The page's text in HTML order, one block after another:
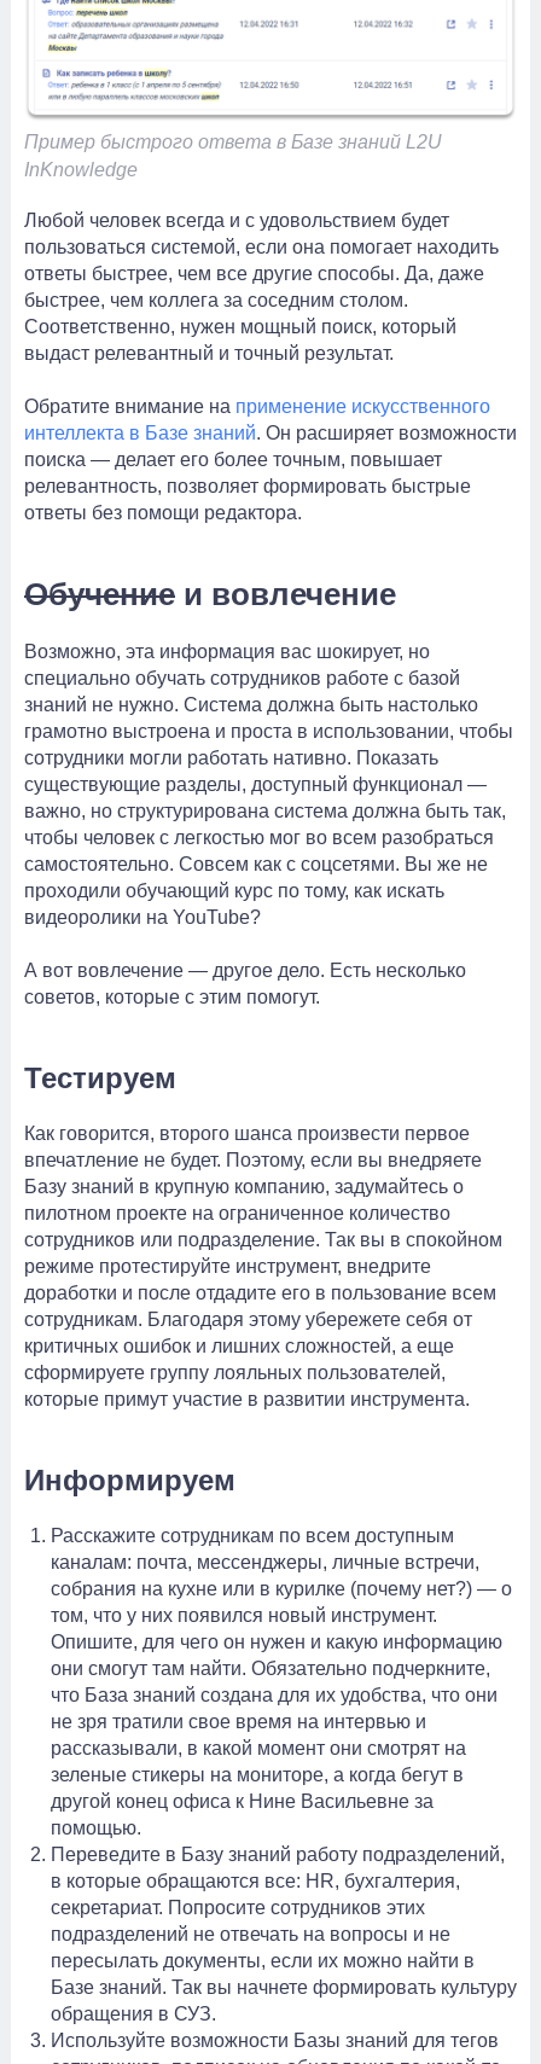
Пример быстрого ответа в Базе знаний L2U
InKnowledge
Любой человек всегда и с удовольствием будет
пользоваться системой, если она помогает находить
ответы быстрее, чем все другие способы. Да, даже
быстрее, чем коллега за соседним столом.
Соответственно, нужен мощный поиск, который
выдаст релевантный и точный результат.
Обратите внимание на применение искусственного
интеллекта в Базе знаний. Он расширяет возможности
поиска — делает его более точным, повышает
релевантность, позволяет формировать быстрые
ответы без помощи редактора.
Обучение и вовлечение
Возможно, эта информация вас шокирует, но
специально обучать сотрудников работе с базой
знаний не нужно. Система должна быть настолько
грамотно выстроена и проста в использовании, чтобы
сотрудники могли работать нативно. Показать
существующие разделы, доступный функционал —
важно, но структурирована система должна быть так,
чтобы человек с легкостью мог во всем разобраться
самостоятельно. Совсем как с соцсетями. Вы же не
проходили обучающий курс по тому, как искать
видеоролики на YouTube?
А вот вовлечение — другое дело. Есть несколько
советов, которые с этим помогут.
Тестируем
Как говорится, второго шанса произвести первое
впечатление не будет. Поэтому, если вы внедряете
Базу знаний в крупную компанию, задумайтесь о
пилотном проекте на ограниченное количество
сотрудников или подразделение. Так вы в спокойном
режиме протестируйте инструмент, внедрите
доработки и после отдадите его в пользование всем
сотрудникам. Благодаря этому убережете себя от
критичных ошибок и лишних сложностей, а еще
сформируете группу лояльных пользователей,
которые примут участие в развитии инструмента.
Информируем
Расскажите сотрудникам по всем доступным
каналам: почта, мессенджеры, личные встречи,
собрания на кухне или в курилке (почему нет?) — о
том, что у них появился новый инструмент.
Опишите, для чего он нужен и какую информацию
они смогут там найти. Обязательно подчеркните,
что База знаний создана для их удобства, что они
не зря тратили свое время на интервью и
рассказывали, в какой момент они смотрят на
зеленые стикеры на мониторе, а когда бегут в
другой конец офиса к Нине Васильевне за
помощью.
Переведите в Базу знаний работу подразделений,
в которые обращаются все: HR, бухгалтерия,
секретариат. Попросите сотрудников этих
подразделений не отвечать на вопросы и не
пересылать документы, если их можно найти в
Базе знаний. Так вы начнете формировать культуру
обращения в СУЗ.
Используйте возможности Базы знаний для тегов